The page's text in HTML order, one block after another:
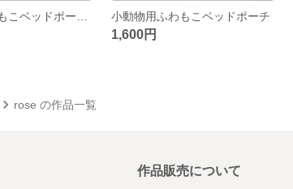
小動物用ふわもこベッドポーチ
1,600円
rose の作品一覧
作品販売について